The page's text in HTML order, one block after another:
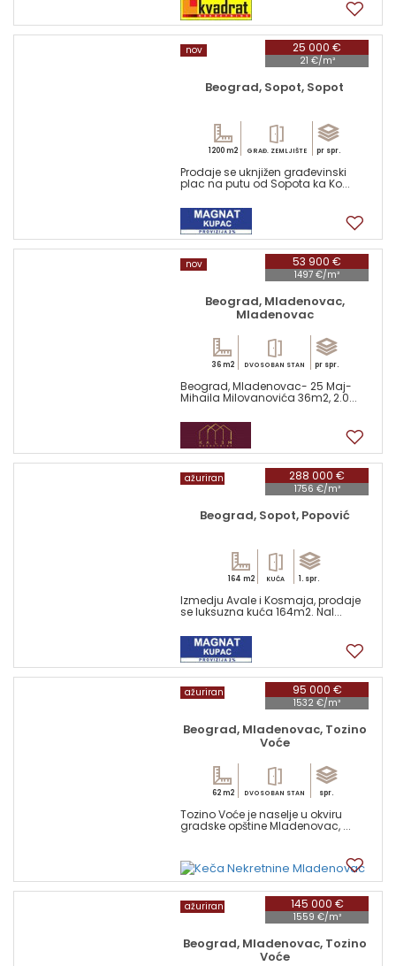
25 000 €
21 €/m²
nov
Beograd, Sopot, Sopot
1200 m2 GRAĐ. ZEMLJIŠTE pr spr.
Prodaje se uknjižen građevinski
plac na putu od Sopota ka Ko...
53 900 €
1497 €/m²
nov
Beograd, Mladenovac,
Mladenovac
36 m2 DVOSOBAN STAN pr spr.
Beograd, Mladenovac- 25 Maj-
Mihaila Milovanovića 36m2, 2.0...
288 000 €
1756 €/m²
ažuriran
Beograd, Sopot, Popović
164 m2 KUĆA 1. spr.
Izmedju Avale i Kosmaja, prodaje
se luksuzna kuća 164m2. Nal...
95 000 €
1532 €/m²
ažuriran
Beograd, Mladenovac, Tozino
Voće
62 m2 DVOSOBAN STAN spr.
Tozino Voće je naselje u okviru
gradske opštine Mladenovac, ...
145 000 €
1559 €/m²
ažuriran
Beograd, Mladenovac, Tozino
Voće